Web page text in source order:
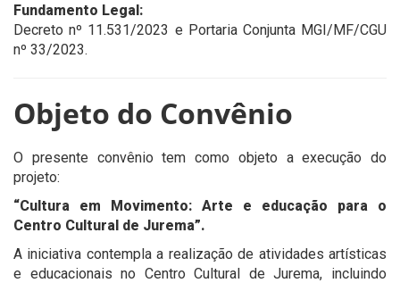
Fundamento Legal:
Decreto nº 11.531/2023 e Portaria Conjunta MGI/MF/CGU
nº 33/2023.
Objeto do Convênio
O presente convênio tem como objeto a execução do
projeto:
“Cultura em Movimento: Arte e educação para o
Centro Cultural de Jurema”.
A iniciativa contempla a realização de atividades artísticas
e educacionais no Centro Cultural de Jurema, incluindo